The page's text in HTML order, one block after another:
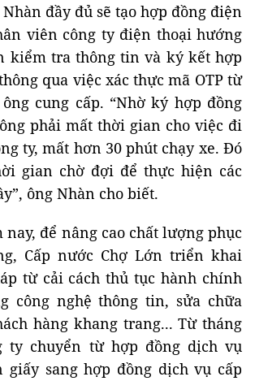
đầy đủ sẽ tạo hợp đồng điện
viên công ty điện thoại hướng
kiểm tra thông tin và ký kết hợp
qua việc xác thực mã OTP từ
cung cấp. “Nhờ ký hợp đồng
phải mất thời gian cho việc đi
ty, mất hơn 30 phút chạy xe. Đó
gian chờ đợi để thực hiện các
ông Nhàn cho biết.
để nâng cao chất lượng phục
Cấp nước Chợ Lớn triển khai
từ cải cách thủ tục hành chính
công nghệ thông tin, sửa chữa
hàng khang trang... Từ tháng
ty chuyển từ hợp đồng dịch vụ
giấy sang hợp đồng dịch vụ cấp